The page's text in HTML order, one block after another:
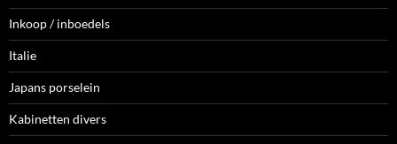
Inkoop / inboedels
Italie
Japans porselein
Kabinetten divers